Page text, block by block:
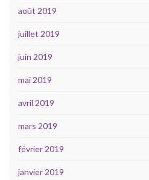
août 2019
juillet 2019
juin 2019
mai 2019
avril 2019
mars 2019
février 2019
janvier 2019